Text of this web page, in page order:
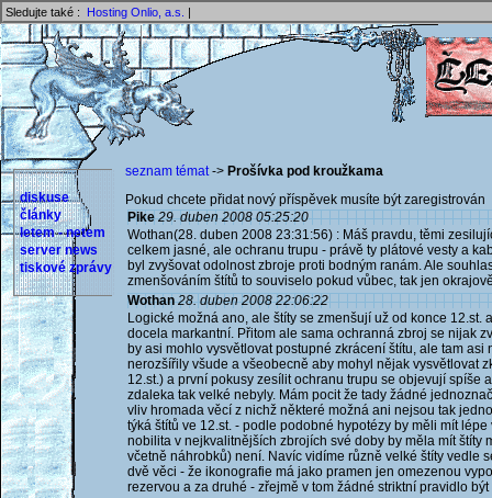
Sledujte také : Hosting Onlio, a.s. |
diskuse
články
letem - netem
server news
tiskové zprávy
seznam témat-> Prošívka pod kroužkama
Pokud chcete přidat nový příspěvek musíte být
Pike 29. duben 2008 05:25:20
Wothan(28. duben 2008 23:31:56) : Máš pravdu, těmi
celkem jasné, ale ochranu trupu - právě ty plátové vesty a
byl zvyšovat odolnost zbroje proti bodným ranám. Ale
zmenšováním štítů to souviselo pokud vůbec, tak jen
Wothan 28. duben 2008 22:06:22
Logické možná ano, ale štíty se zmenšují už od konce 12.st.
docela markantní. Přitom ale sama ochranná zbroj se nijak
by asi mohlo vysvětlovat postupné zkrácení štítu, ale tam
nerozšířily všude a všeobecně aby mohyl nějak vysvětlovat
12.st.) a první pokusy zesílit ochranu trupu se objevují spíše
zdaleka tak velké nebyly. Mám pocit že tady žádné
vliv hromada věcí z nichž některé možná ani nejsou tak
týká štítů ve 12.st. - podle podobné hypotézy by měli mít
nobilita v nejkvalitnějších zbrojích své doby by měla mít štíty
včetně náhrobků) není. Navíc vidíme různě velké štíty vedle
dvě věci - že ikonografie má jako pramen jen omezenou
rezervou a za druhé - zřejmě v tom žádné striktní pravidlo